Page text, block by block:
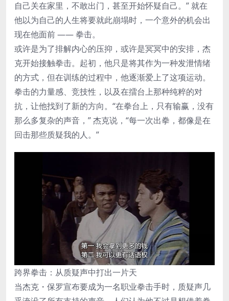
自己关在家里，不敢出门，甚至开始怀疑自己。” 就在
他以为自己的人生将要就此崩塌时，一个意外的机会出
现在他面前 —— 拳击。
或许是为了排解内心的压抑，或许是冥冥中的安排，杰
克开始接触拳击。起初，他只是将其作为一种发泄情绪
的方式，但在训练的过程中，他逐渐爱上了这项运动。
拳击的力量感、竞技性，以及在擂台上那种纯粹的对
抗，让他找到了新的方向。“在拳台上，只有输赢，没有
那么多复杂的声音，” 杰克说，“每一次出拳，都像是在
回击那些质疑我的人。”
跨界拳击：从质疑声中打出一片天
当杰克・保罗宣布要成为一名职业拳击手时，质疑声几